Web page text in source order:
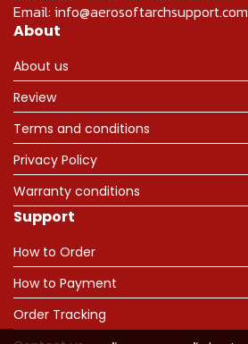
Email: info@aerosoftarchsupport.com
About
About us
Review
Terms and conditions
Privacy Policy
Warranty conditions
Support
How to Order
How to Payment
Order Tracking